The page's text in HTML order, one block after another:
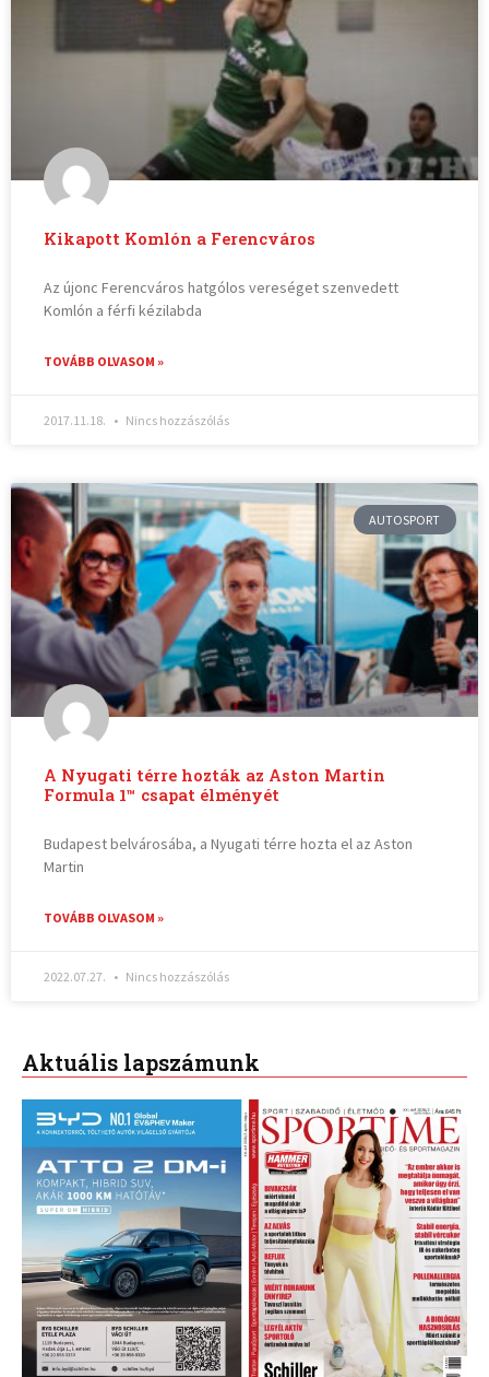
Kikapott Komlón a Ferencváros
Az újonc Ferencváros hatgólos vereséget szenvedett
Komlón a férfi kézilabda
TOVÁBB OLVASOM »
2017.11.18. Nincs hozzászólás
AUTOSPORT
A Nyugati térre hozták az Aston Martin
Formula 1™ csapat élményét
Budapest belvárosába, a Nyugati térre hozta el az Aston
Martin
TOVÁBB OLVASOM »
2022.07.27. Nincs hozzászólás
Aktuális lapszámunk